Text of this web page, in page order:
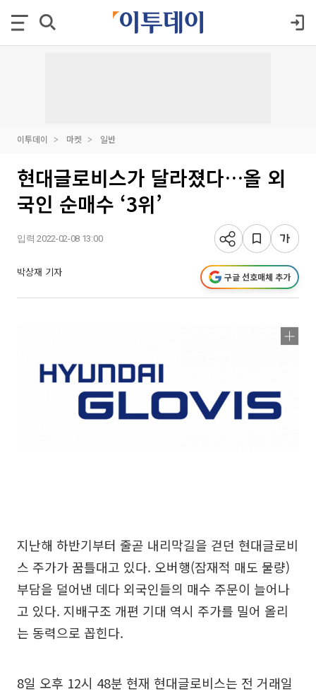
이투데이 마켓 일반
현대글로비스가 달라졌다…올 외
국인 순매수 ‘3위’
입력 2022-02-08 13:00
박상재 기자 구글 선호매체 추가
지난해 하반기부터 줄곧 내리막길을 걷던 현대글로비
스 주가가 꿈틀대고 있다. 오버행(잠재적 매도 물량)
부담을 덜어낸 데다 외국인들의 매수 주문이 늘어나
고 있다. 지배구조 개편 기대 역시 주가를 밀어 올리
는 동력으로 꼽힌다.
8일 오후 12시 48분 현재 현대글로비스는 전 거래일